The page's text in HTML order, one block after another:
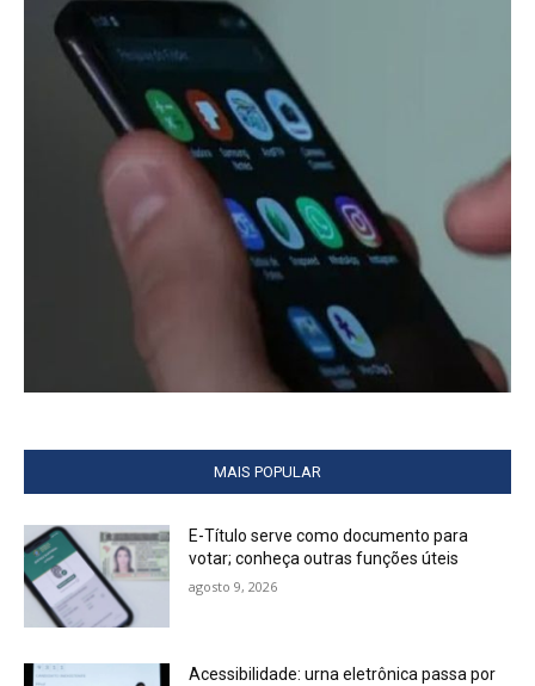
MAIS POPULAR
E-Título serve como documento para
votar; conheça outras funções úteis
agosto 9, 2026
Acessibilidade: urna eletrônica passa por